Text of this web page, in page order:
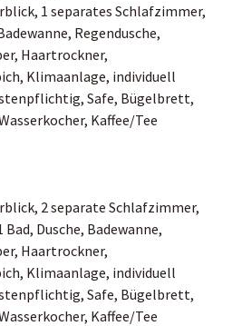
1 separates Schlafzimmer,
Regendusche,
Haartrockner,
Klimaanlage, individuell
Safe, Bügelbrett,
Kaffee/Tee
2 separate Schlafzimmer,
Dusche, Badewanne,
Haartrockner,
Klimaanlage, individuell
Safe, Bügelbrett,
Kaffee/Tee